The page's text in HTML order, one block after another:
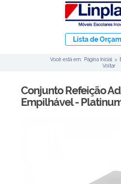
Lista de
Você está em: Página Inicial >
Voltar
Conjunto Refeição
Empilhável -
Ambiente Maker